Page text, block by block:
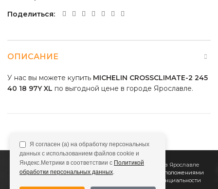
Поделиться
ОПИСАНИЕ
У нас вы можете купить MICHELIN CROSSCLIMATE-2 245
40 18 97Y XL по выгодной цене в городе Ярославле.
2011Все Колёса Интернет-магазин шин и дисков в Ярославле
Сайт не является публичной офертой, определяемой положениями
Политике конфиденциальности
Я согласен (а) на обработку персональных
данных с использованием файлов cookie и
Яндекс.Метрики в соответствии с Политикой
обработки персональных данных.